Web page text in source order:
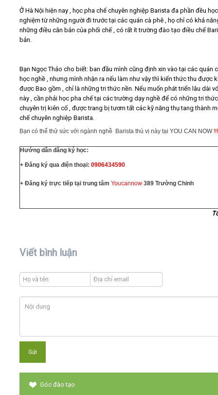
Ở Hà Nội hiện nay , học pha chế chuyên nghiệp Barista đa phần đều
nghiệm từ những người đi trước tại các quán cà phê , họ chỉ có khả
những điều căn bản của phối chế , có rất ít trường đào tạo điều chế
bản.
Bạn Ngọc Thảo cho biết: ban đầu mình cũng định xin vào tại các quán
học nghề , nhưng mình nhận ra nếu làm như vậy thì kiến thức thu được
được Bao gồm , chỉ là những tri thức nền. Nếu muốn phát triển lâu dài
này , cần phải học pha chế tại các trường dạy nghề để có những tri thức
chuyên trị kiên cố , được trang bị tươm tất các kỹ năng thụ tang thành
chế chuyên nghiệp Barista.
Bạn có thể thử sức với ngành nghề Barista thú vị này tại YOU CAN NOW
Hướng dẫn đăng ký học:
+ Đăng ký qua điện thoại: 0906434590
+ Đăng ký trực tiếp tại trung tâm Youcannow 389 Trường Chinh
Viết bình luận
Góc đào tạo